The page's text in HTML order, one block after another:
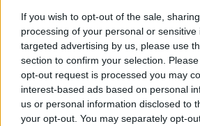
If you wish to opt-out of the sale,
processing of your personal or
targeted advertising by us, please use
section to confirm your selection.
opt-out request is processed you may
interest-based ads based on personal
us or personal information disclosed to
your opt-out. You may separately opt-
Követem